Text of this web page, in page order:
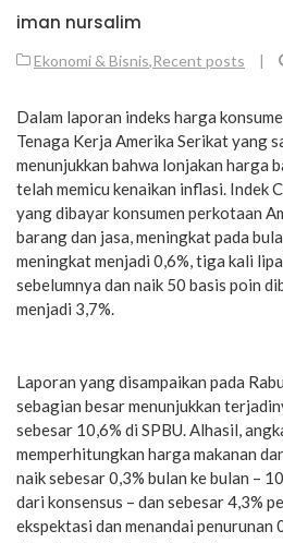
iman nursalim
Ekonomi & Bisnis,Recent posts |
Dalam laporan indeks harga
Tenaga Kerja Amerika Serikat yang
menunjukkan bahwa lonjakan harga
telah memicu kenaikan inflasi. Indek
yang dibayar konsumen perkotaan
barang dan jasa, meningkat pada
meningkat menjadi 0,6%, tiga kali
sebelumnya dan naik 50 basis poin
menjadi 3,7%.
Laporan yang disampaikan pada
sebagian besar menunjukkan
sebesar 10,6% di SPBU. Alhasil,
memperhitungkan harga makanan
naik sebesar 0,3% bulan ke bulan –
dari konsensus – dan sebesar 4,3%
ekspektasi dan menandai penurunan